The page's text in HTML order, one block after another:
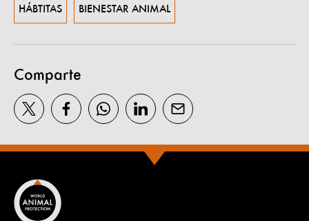
HÁBTITAS BIENESTAR ANIMAL
Comparte